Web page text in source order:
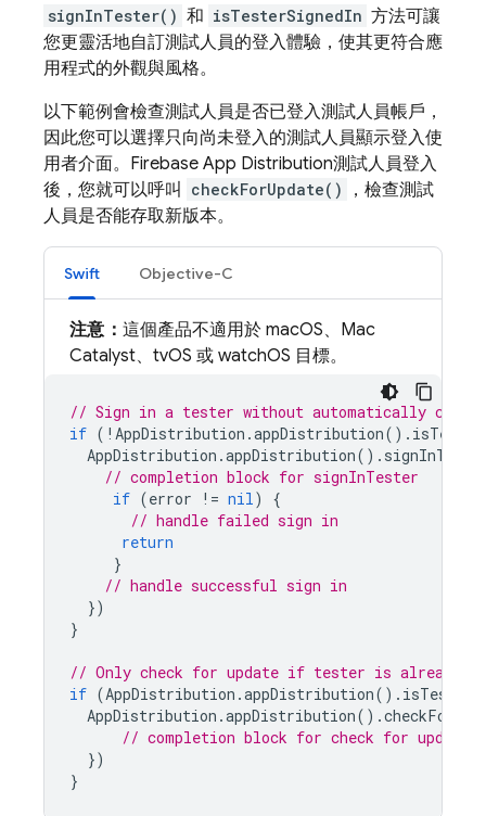
signInTester() 和 isTesterSignedIn 方法可讓
您更靈活地自訂測試人員的登入體驗，使其更符合應
用程式的外觀與風格。
以下範例會檢查測試人員是否已登入測試人員帳戶，
因此您可以選擇只向尚未登入的測試人員顯示登入使
用者介面。 Firebase App Distribution測試人員登入
後，您就可以呼叫
checkForUpdate()
，檢查測試
人員是否能存取新版本。
Swift Objective-C
注意： 這個產品不適用於 macOS、Mac
Catalyst、tvOS 或 watchOS 目標。
// Sign in a tester without automatically
if ( ! AppDistribution .appDistribution().
AppDistribution .appDistribution().
// completion block for signInTester
if (error != nil)
{
// handle failed sign in
return
}
// handle successful sign in
})
}
// Only check for update if tester is already
if (AppDistribution .appDistribution().
AppDistribution .appDistribution().
// completion block for check for update
})
}